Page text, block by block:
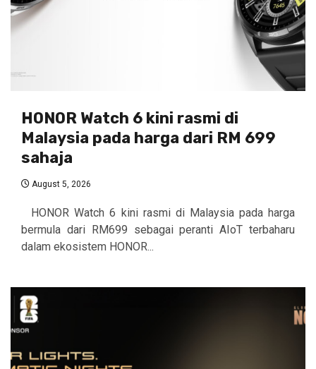
HONOR Watch 6 kini rasmi di
Malaysia pada harga dari RM 699
sahaja
August 5, 2026
HONOR Watch 6 kini rasmi di Malaysia pada harga
bermula dari RM699 sebagai peranti AIoT terbaharu
dalam ekosistem HONOR...